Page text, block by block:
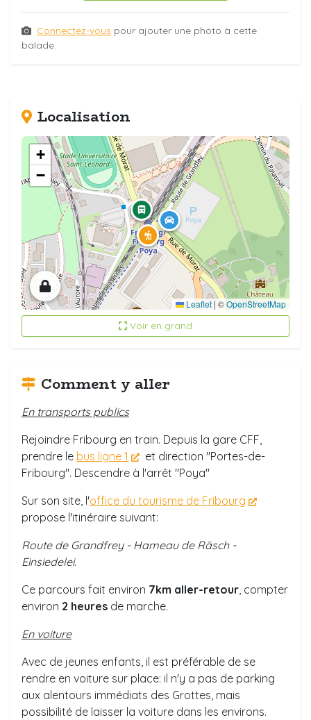
Connectez-vous pour ajouter une photo à cette
balade.
Localisation
+
−
Leaflet | ©OpenStreetMap
Voir en grand
Comment y aller
En transports publics
Rejoindre Fribourg en train. Depuis la gare CFF,
prendre le bus ligne 1
et direction "Portes-de-
Fribourg". Descendre à l'arrêt "Poya"
Sur son site, l'office du tourisme de Fribourg
propose l'itinéraire suivant:
Route de Grandfrey - Hameau de Räsch -
Einsiedelei.
Ce parcours fait environ 7km aller-retour, compter
environ 2 heures de marche.
En voiture
Avec de jeunes enfants, il est préférable de se
rendre en voiture sur place: il n'y a pas de parking
aux alentours immédiats des Grottes, mais
possibilité de laisser la voiture dans les environs.